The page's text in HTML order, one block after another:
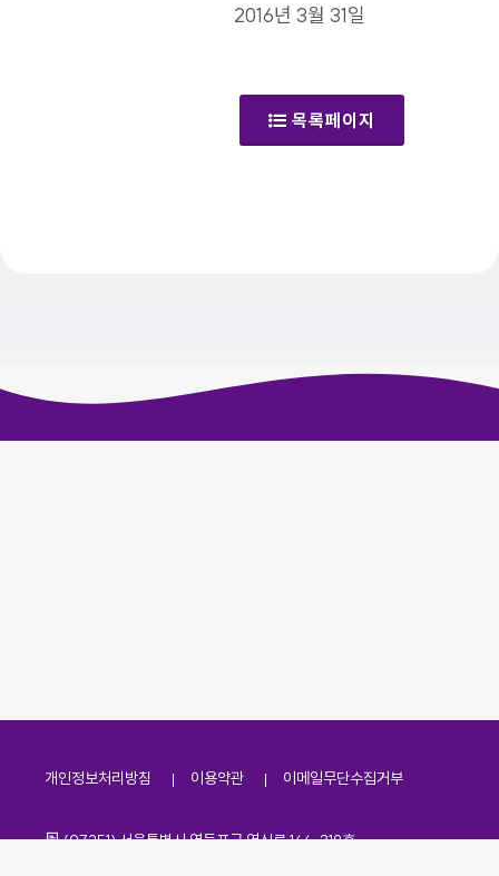
2016년 3월 31일
목록페이지
개인정보처리방침 이용약관 이메일무단수집거부
주소
(07251) 서울특별시 영등포구 영신로 166, 319호